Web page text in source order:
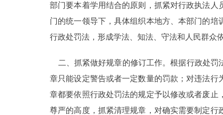
部门要本着学用结合的原则，抓紧对行政执法
门的统一领导下，具体组织本地方、本部门的
行政处罚法，形成学法、知法、守法和人民群众
二、抓紧做好规章的修订工作。根据行政处罚
章只能设定警告或者一定数量的罚款；对违法
章都要依照行政处罚法的规定予以修改或者废
尊严的高度，抓紧清理规章，对确实需要制定